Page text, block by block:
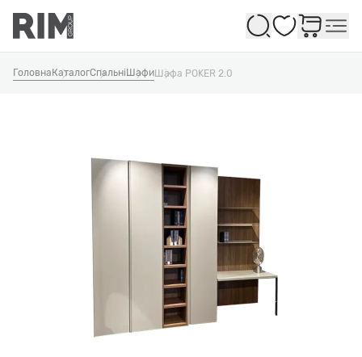
Обране
Головна КаталогСпальні ШафиШафа POKER 2.0